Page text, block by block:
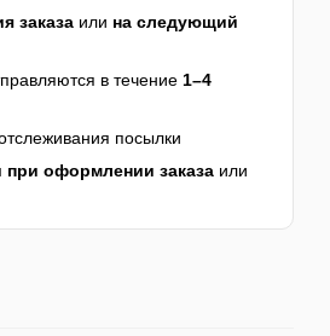
заказа или на следующий
в течение 1–4
посылки
при оформлении заказа или